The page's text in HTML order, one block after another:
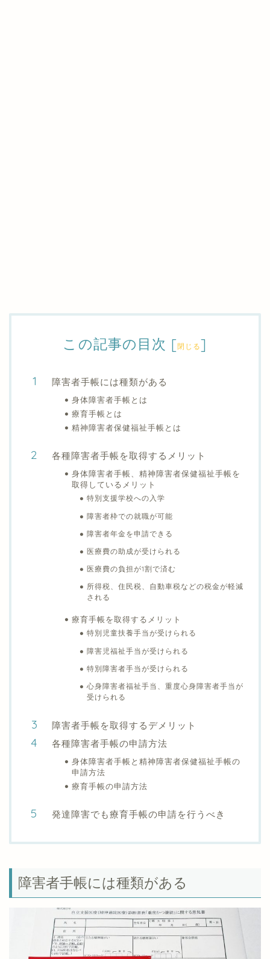
この記事の目次 [閉じる]
障害者手帳には種類がある
身体障害者手帳とは
療育手帳とは
精神障害者保健福祉手帳とは
各種障害者手帳を取得するメリット
身体障害者手帳、精神障害者保健福祉手帳を
取得しているメリット
特別支援学校への入学
障害者枠での就職が可能
障害者年金を申請できる
医療費の助成が受けられる
医療費の負担が1割で済む
所得税、住民税、自動車税などの税金が軽減
される
療育手帳を取得するメリット
特別児童扶養手当が受けられる
障害児福祉手当が受けられる
特別障害者手当が受けられる
心身障害者福祉手当、重度心身障害者手当が
受けられる
障害者手帳を取得するデメリット
各種障害者手帳の申請方法
身体障害者手帳と精神障害者保健福祉手帳の
申請方法
療育手帳の申請方法
発達障害でも療育手帳の申請を行うべき
障害者手帳には種類がある